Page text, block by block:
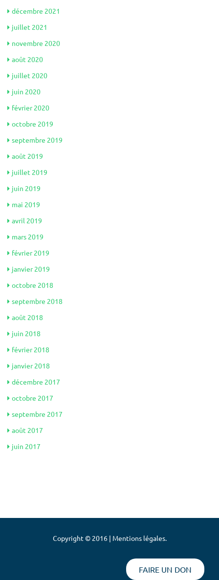
décembre 2021
juillet 2021
novembre 2020
août 2020
juillet 2020
juin 2020
février 2020
octobre 2019
septembre 2019
août 2019
juillet 2019
juin 2019
mai 2019
avril 2019
mars 2019
février 2019
janvier 2019
octobre 2018
septembre 2018
août 2018
juin 2018
février 2018
janvier 2018
décembre 2017
octobre 2017
septembre 2017
août 2017
juin 2017
Copyright © 2016 | Mentions légales.
FAIRE UN DON